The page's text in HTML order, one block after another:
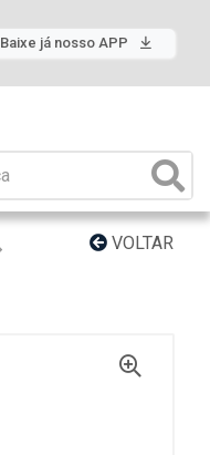
Baixe já nosso APP
VOLTAR